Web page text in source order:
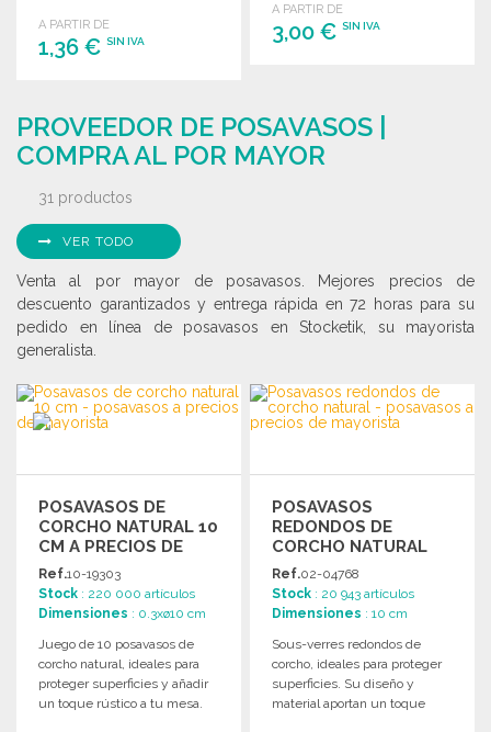
A PARTIR DE
1,36 € SIN IVA
Solicitar un presupuesto
A PARTIR DE
3,00 €SIN IVA
Solicitar un presupuesto
PROVEEDOR DE POSAVASOS |
COMPRA AL POR MAYOR
31 productos
VER TODO
Venta al por mayor de posavasos. Mejores precios de
descuento garantizados y entrega rápida en 72 horas para su
pedido en línea de posavasos en Stocketik, su mayorista
generalista.
POSAVASOS DE
CORCHO NATURAL 10
CM A PRECIOS DE
MAYORISTA
Ref.10-19303
Stock : 220 000 artículos
Dimensiones : 0.3xø10 cm
Juego de 10 posavasos de
corcho natural, ideales para
proteger superficies y añadir
un toque rústico a tu mesa.
POSAVASOS
REDONDOS DE
CORCHO NATURAL
Ref.02-04768
Stock : 20 943 artículos
Dimensiones : 10 cm
Sous-verres redondos de
corcho, ideales para proteger
superficies. Su diseño y
material aportan un toque